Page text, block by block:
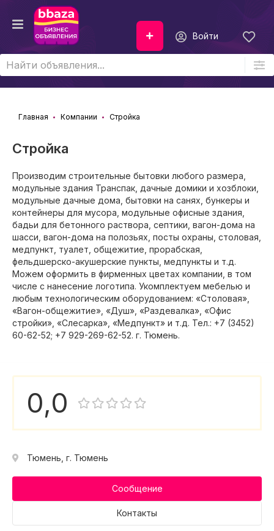
Войти
Главная Компании Стройка
Стройка
Производим строительные бытовки любого размера,
модульные здания Транспак, дачные домики и хозблоки,
модульные дачные дома, бытовки на санях, бункеры и
контейнеры для мусора, модульные офисные здания,
бадьи для бетонного раствора, септики, вагон-дома на
шасси, вагон-дома на полозьях, посты охраны, столовая,
медпункт, туалет, общежитие, прорабская,
фельдшерско-акушерские пункты, медпункты и т.д.
Можем оформить в фирменных цветах компании, в том
числе с нанесение логотипа. Укомплектуем мебелью и
любым технологическим оборудованием: «Столовая»,
«Вагон-общежитие», «Душ», «Раздевалка», «Офис
стройки», «Слесарка», «Медпункт» и т.д. Тел.: +7 (3452)
60-62-52; +7 929-269-62-52. г. Тюмень.
0,0
Тюмень, г. Тюмень
Сообщение
Контакты